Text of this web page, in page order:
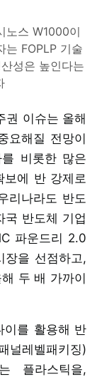
노스 W1000이
는 FOPLP 기술
성은 높인다는
권 이슈는 올해
요해질 전망이
비롯한 많은
보에 반 강제로
리나라도 반도
반도체 기업
파운드리 2.0
을 선점하고,
두 배 가까이
이를 활용해 반
널레벨패키징)
플라스틱을,